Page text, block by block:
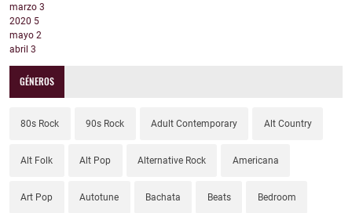
marzo 3
2020 5
mayo 2
abril 3
GÉNEROS
80s Rock 90s Rock Adult Contemporary Alt Country
Alt Folk Alt Pop Alternative Rock Americana
Art Pop Autotune Bachata Beats Bedroom